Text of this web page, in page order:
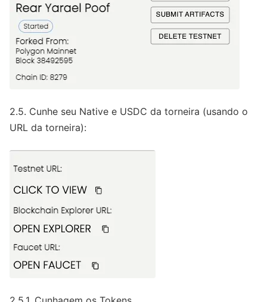
2.5. Cunhe seu Native e USDC da torneira (usando o
URL da torneira):